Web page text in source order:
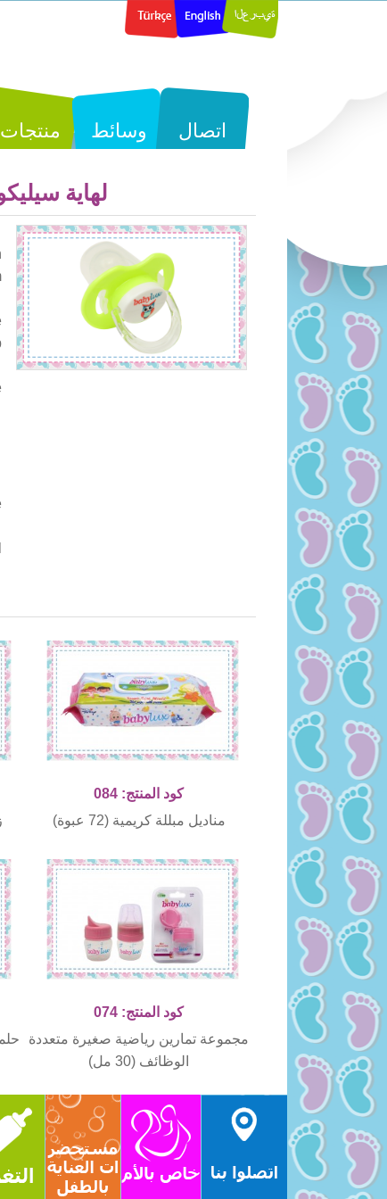
منتجات وسائط اتصال
لهاية
كود المنتج: 084
مناديل مبللة كريمية (72 عبوة)
كود المنتج: 074
مجموعة تمارين رياضية صغيرة متعددة
الوظائف (30 مل)